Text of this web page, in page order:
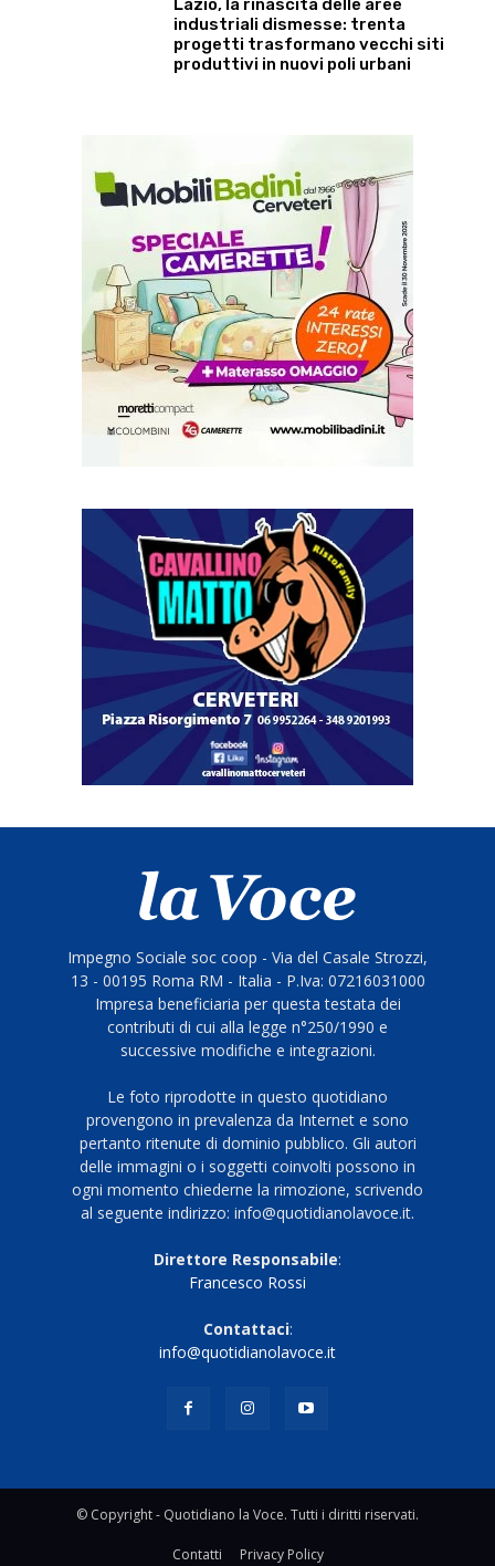
Lazio, la rinascita delle aree
industriali dismesse: trenta
progetti trasformano vecchi siti
produttivi in nuovi poli urbani
Impegno Sociale soc coop - Via del Casale Strozzi,
13 - 00195 Roma RM - Italia - P.Iva: 07216031000
Impresa beneficiaria per questa testata dei
contributi di cui alla legge n°250/1990 e
successive modifiche e integrazioni.
Le foto riprodotte in questo quotidiano
provengono in prevalenza da Internet e sono
pertanto ritenute di dominio pubblico. Gli autori
delle immagini o i soggetti coinvolti possono in
ogni momento chiederne la rimozione, scrivendo
al seguente indirizzo: info@quotidianolavoce.it.
Direttore Responsabile:
Francesco Rossi
Contattaci:
info@quotidianolavoce.it
© Copyright - Quotidiano la Voce. Tutti i diritti riservati.
Contatti Privacy Policy